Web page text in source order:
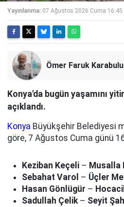
Yayınlanma: 07 Ağustos 2026 Cuma 16:45
Ömer Faruk
Konya'da bugün yaşamını
açıklandı.
Konya Büyükşehir Belediyesi
göre, 7 Ağustos Cuma günü
Keziban Keçeli – Musalla
Sebahat Varol – Üçler
Hasan Gönlügür –
Sadullah Çelik– Seyit